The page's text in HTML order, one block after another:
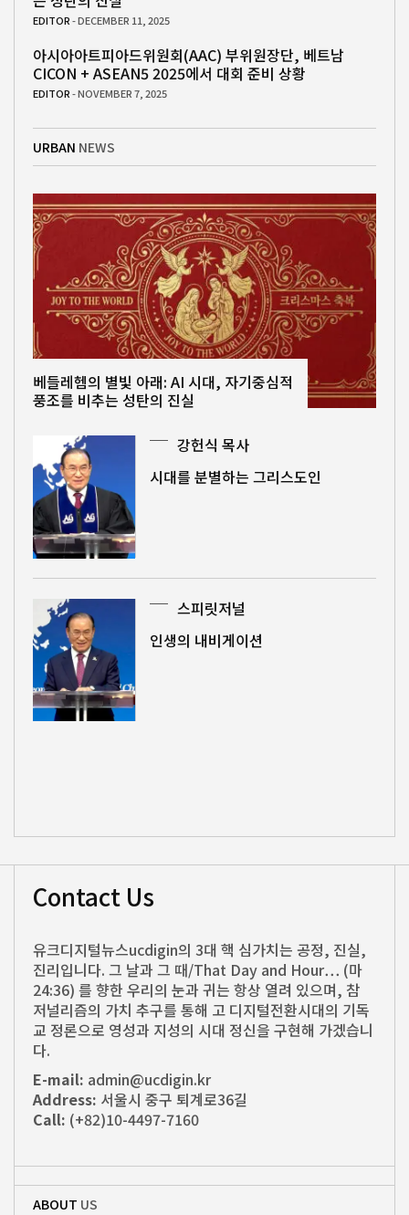
EDITOR- DECEMBER 11, 2025
아시아아트피아드위원회(AAC) 부위원장단, 베트남
CICON + ASEAN5 2025에서 대회 준비 상황
EDITOR- NOVEMBER 7, 2025
URBAN NEWS
베들레헴의 별빛 아래: AI 시대, 자기중심적
풍조를 비추는 성탄의 진실
강헌식 목사
시대를 분별하는 그리스도인
스피릿저널
인생의 내비게이션
Contact Us
유크디지털뉴스ucdigin의 3대 핵 심가치는 공정, 진실,
진리입니다. 그 날과 그 때/That Day and Hour… (마
24:36) 를 향한 우리의 눈과 귀는 항상 열려 있으며, 참
저널리즘의 가치 추구를 통해 고 디지털전환시대의 기독
교 정론으로 영성과 지성의 시대 정신을 구현해 가겠습니
다.
E-mail: admin@ucdigin.kr
Address: 서울시 중구 퇴계로36길
Call: (+82)10-4497-7160
ABOUT US